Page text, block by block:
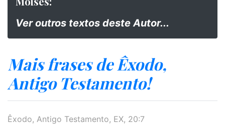
Ver outros textos deste Autor...
Mais frases de Êxodo,
Antigo Testamento!
Êxodo, Antigo Testamento, EX, 20:7